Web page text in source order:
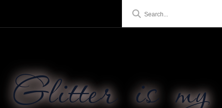
Glitter is my